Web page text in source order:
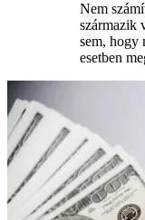
Nem
származik
sem, hogy
esetben